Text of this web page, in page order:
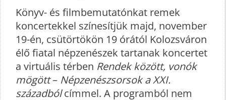
Könyv- és filmbemutatónkat remek
koncertekkel színesítjük majd, november
19-én, csütörtökön 19 órától Kolozsváron
élő fiatal népzenészek tartanak koncertet
a virtuális térben Rendek között, vonók
mögött– Népzenészsorsok a XXI.
századbólcímmel. A programból nem